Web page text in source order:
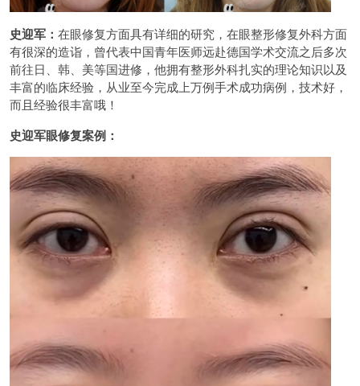
史迎军： 在眼修复方面具有详细的研究，在眼整形修复外科方面
有很深的造诣，曾代表中国青年医师远赴德国学术交流之后多次
前往日、韩、美等国进修，他拥有整形外科扎实的理论知识以及
丰富的临床经验，从业至今完成上万例手术成功病例，技术好，
而且经验很丰富哦！
史迎军眼修复案例：